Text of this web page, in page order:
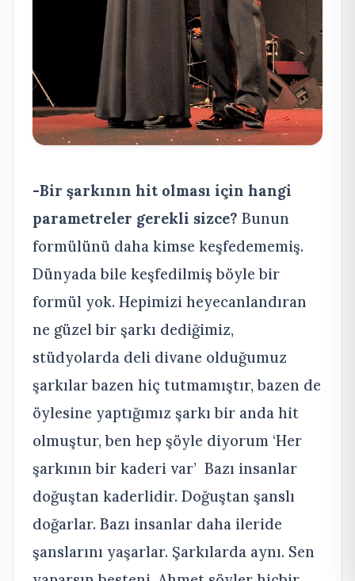
-Bir şarkının hit olması için hangi
parametreler gerekli sizce? Bunun
formülünü daha kimse keşfedememiş.
Dünyada bile keşfedilmiş böyle bir
formül yok. Hepimizi heyecanlandıran
ne güzel bir şarkı dediğimiz,
stüdyolarda deli divane olduğumuz
şarkılar bazen hiç tutmamıştır, bazen de
öylesine yaptığımız şarkı bir anda hit
olmuştur, ben hep şöyle diyorum ‘Her
şarkının bir kaderi var’ Bazı insanlar
doğuştan kaderlidir. Doğuştan şanslı
doğarlar. Bazı insanlar daha ileride
şanslarını yaşarlar. Şarkılarda aynı. Sen